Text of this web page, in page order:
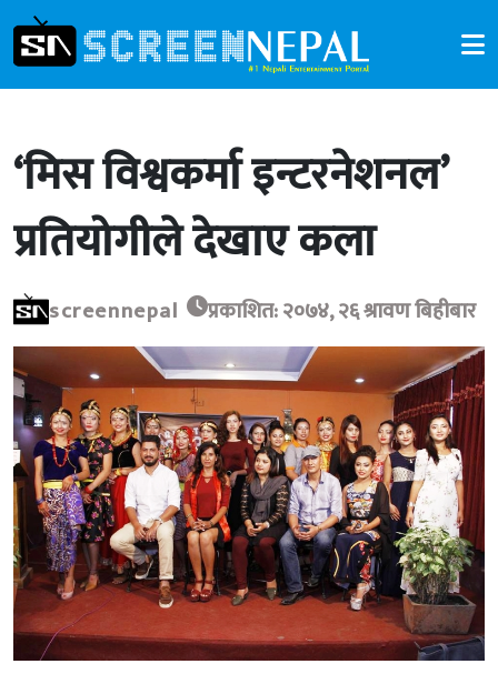
‘मिस विश्वकर्मा इन्टरनेशनल’
प्रतियोगीले देखाए कला
screennepal प्रकाशित: २०७४, २६ श्रावण बिहीबार